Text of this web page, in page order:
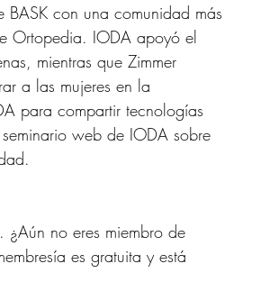
con una comunidad más
Ortopedia. IODA apoyó el
mientras que Zimmer
a las mujeres en la
para compartir tecnologías
web de IODA sobre
no eres miembro de
es gratuita y está